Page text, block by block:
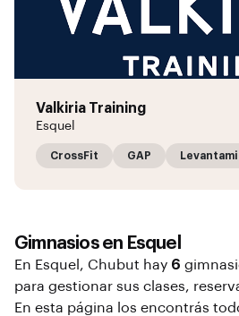
Valkiria Training
Esquel
CrossFit GAP
Gimnasios en Esquel
En Esquel , Chubut hay 6
para gestionar sus clases,
En esta página los encontrás